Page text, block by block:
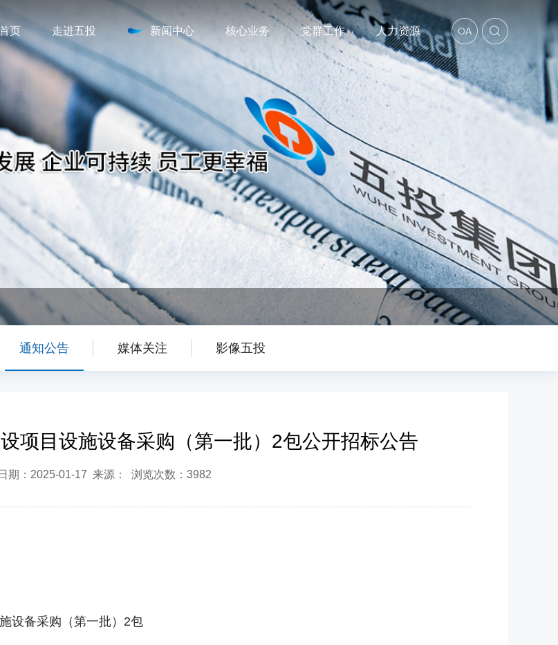
页 走进五投 新闻中心 核心业务 党群工作 人力资源
通知公告 媒体关注 影像五投
项目设施设备采购（第一批）2包公开招标公告
期：2025-01-17 来源： 浏览次数：3982
设备采购（第一批）2包